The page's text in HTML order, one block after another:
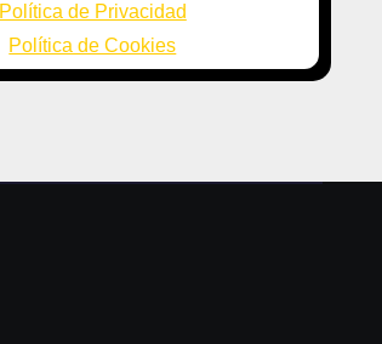
Política de Privacidad
Política de Cookies